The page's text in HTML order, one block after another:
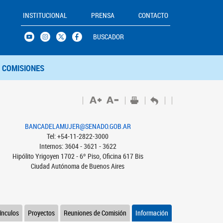
INSTITUCIONAL PRENSA CONTACTO
BUSCADOR
COMISIONES
BANCADELAMUJER@SENADO.GOB.AR
Tel: +54-11-2822-3000
Internos: 3604 - 3621 - 3622
Hipólito Yrigoyen 1702 - 6º Piso, Oficina 617 Bis
Ciudad Autónoma de Buenos Aires
Información
Reuniones de Comisión
Proyectos